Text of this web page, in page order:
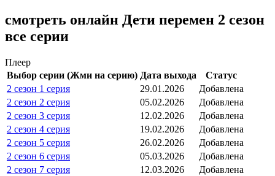
смотреть онлайн Дети перемен 2 сезон
все серии
Плеер
Выбор серии (Жми на серию) Дата выхода
Статус
2 сезон 1 серия
29.01.2026
Добавлена
2 сезон 2 серия
05.02.2026
Добавлена
2 сезон 3 серия
12.02.2026
Добавлена
2 сезон 4 серия
19.02.2026
Добавлена
2 сезон 5 серия
26.02.2026
Добавлена
2 сезон 6 серия
05.03.2026
Добавлена
2 сезон 7 серия
12.03.2026
Добавлена